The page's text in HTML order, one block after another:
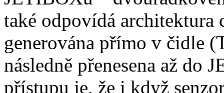
také odpovídá architektura
generována přímo v čidle
následně přenesena až do
přístupu je, že i když